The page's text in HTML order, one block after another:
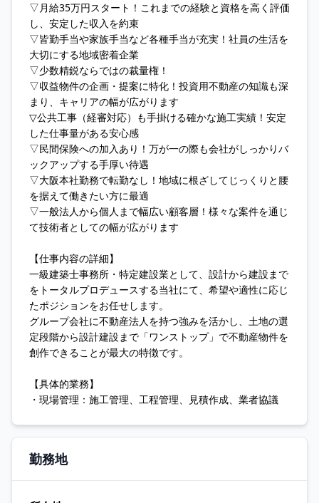
▽月給35万円スタート！これまでの経験と資格を高く評価
し、安定した収入を約束
▽皆勤手当や家族手当など各種手当が充実！社員の生活を
大切にする地域密着企業
▽少数精鋭ならではの裁量権！
▽収益物件の企画・提案に特化！投資用不動産の知識も深
まり、キャリアの幅が広がります
▽公共工事（経審対応）も手掛ける確かな施工実績！安定
した仕事量がある安心感
▽民間保険への加入あり！万が一の際も会社がしっかりバ
ックアップする手厚い待遇
▽大阪本社勤務で転勤なし！地域に根ざしてじっくりと腰
を据えて働きたい方に最適
▽一般法人から個人まで幅広い顧客層！様々な案件を通じ
て技術者としての幅が広がります
【仕事内容の詳細】
一級建築士事務所・特定建設業として、設計から建設まで
をトータルプロデュースする当社にて、希望や適性に応じ
たポジションをお任せします。
グループ会社に不動産法人を持つ強みを活かし、土地の選
定段階から設計建設まで「ワンストップ」で不動産物件を
創作できることが最大の特徴です。
【具体的業務】
・現場管理：施工管理、工程管理、見積作成、業者協議
勤務地